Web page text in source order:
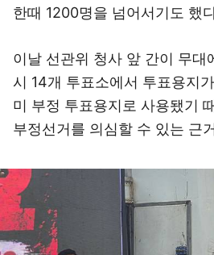
한때 1200명을 넘어서기도 했
이날 선관위 청사 앞 간이 무대
시 14개 투표소에서 투표용지
미 부정 투표용지로 사용됐기
부정선거를 의심할 수 있는 근